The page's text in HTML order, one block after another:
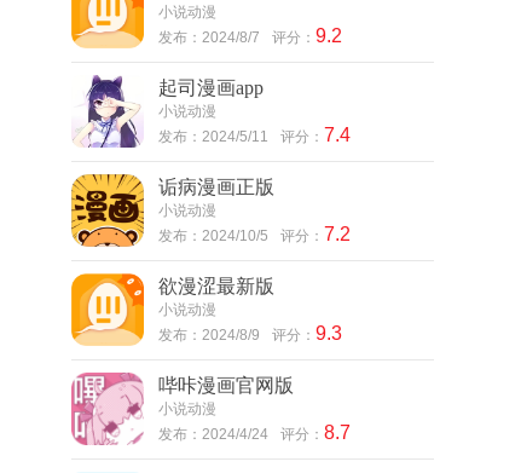
小说动漫
发布：2024/8/7
评分： 9.2
起司漫画app
小说动漫
发布：2024/5/11
评分： 7.4
诟病漫画正版
小说动漫
发布：2024/10/5
评分： 7.2
欲漫涩最新版
小说动漫
发布：2024/8/9
评分： 9.3
哔咔漫画官网版
小说动漫
发布：2024/4/24
评分： 8.7